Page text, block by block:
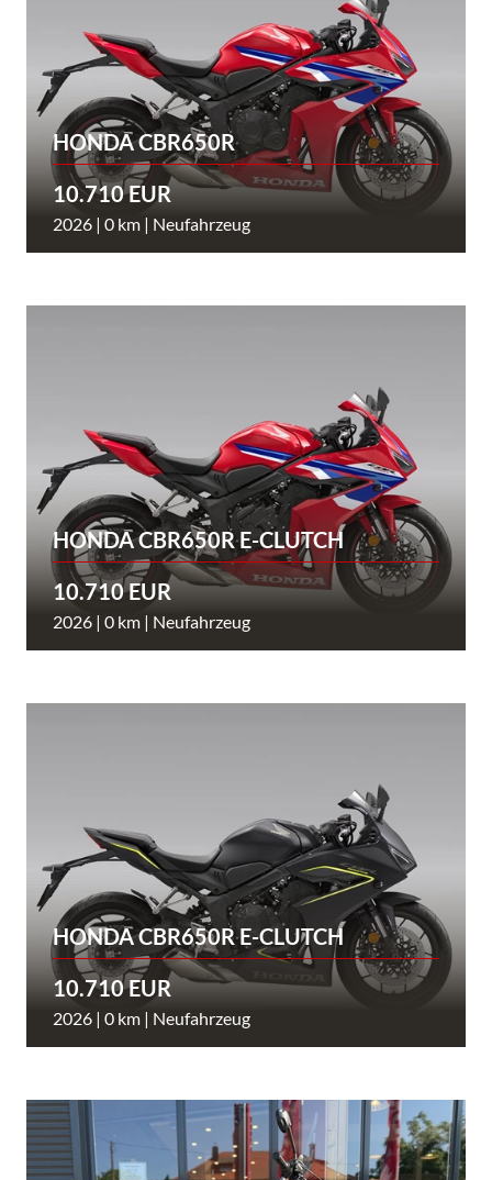
HONDA CBR650R
10.710 EUR
2026 | 0 km | Neufahrzeug
HONDA CBR650R E-CLUTCH
10.710 EUR
2026 | 0 km | Neufahrzeug
HONDA CBR650R E-CLUTCH
10.710 EUR
2026 | 0 km | Neufahrzeug